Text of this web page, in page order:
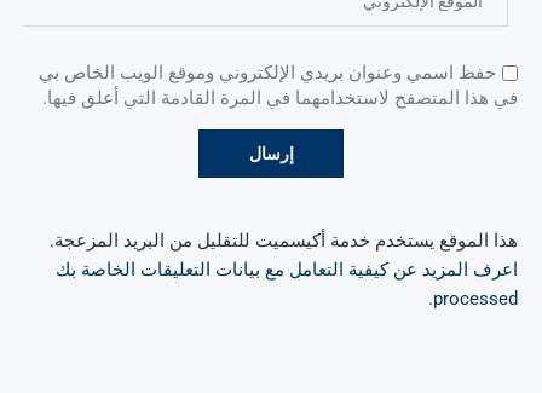
حفظ اسمي وعنوان بريدي الإلكتروني وموقع الويب الخاص بي
في هذا المتصفح لاستخدامهما في المرة القادمة التي أعلق فيها.
هذا الموقع يستخدم خدمة أكيسميت للتقليل من البريد المزعجة.
اعرف المزيد عن كيفية التعامل مع بيانات التعليقات الخاصة بك
processed
.